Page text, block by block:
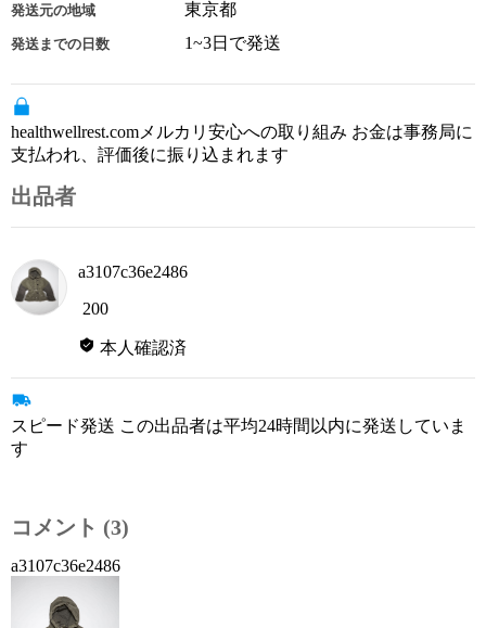
発送元の地域 東京都
発送までの日数 1~3日で発送
healthwellrest.comメルカリ安心への取り組み お金は事務局に
支払われ、評価後に振り込まれます
出品者
a3107c36e2486
200
本人確認済
スピード発送 この出品者は平均24時間以内に発送していま
す
コメント (3)
a3107c36e2486